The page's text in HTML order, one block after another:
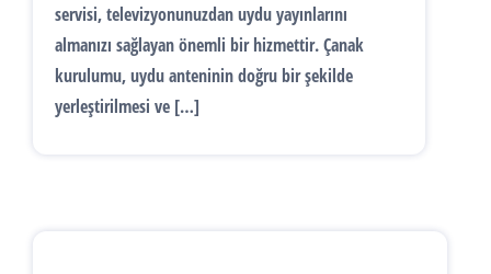
servisi, televizyonunuzdan uydu yayınlarını
almanızı sağlayan önemli bir hizmettir. Çanak
kurulumu, uydu anteninin doğru bir şekilde
yerleştirilmesi ve […]